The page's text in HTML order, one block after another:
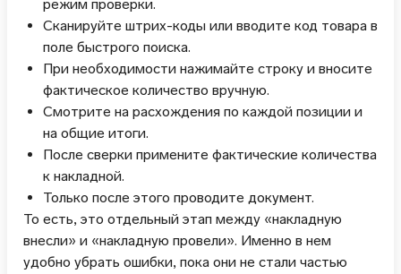
режим проверки.
Сканируйте штрих-коды или вводите код товара в
поле быстрого поиска.
При необходимости нажимайте строку и вносите
фактическое количество вручную.
Смотрите на расхождения по каждой позиции и
на общие итоги.
После сверки примените фактические количества
к накладной.
Только после этого проводите документ.
То есть, это отдельный этап между «накладную
внесли» и «накладную провели». Именно в нем
удобно убрать ошибки, пока они не стали частью